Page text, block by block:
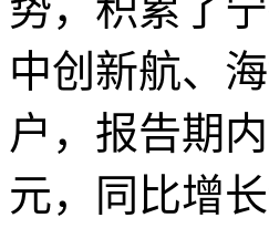
中创新航、
户，报告期
元，同比增长